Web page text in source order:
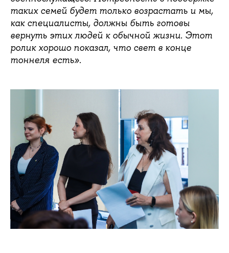
таких семей будет только возрастать и мы,
как специалисты, должны быть готовы
вернуть этих людей к обычной жизни. Этот
ролик хорошо показал, что свет в конце
тоннеля есть».